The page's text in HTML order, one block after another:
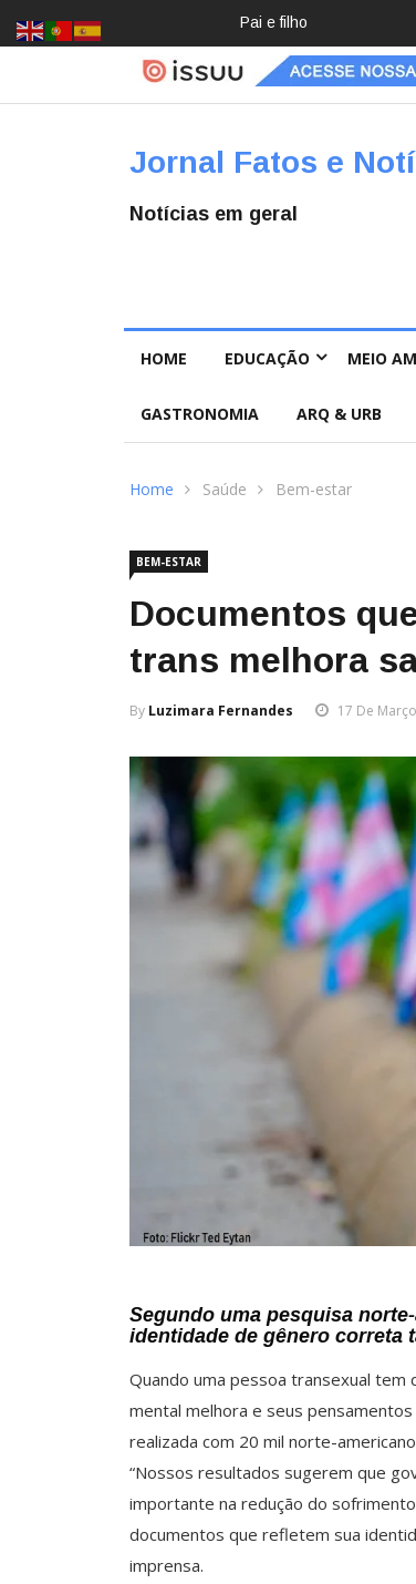
Crochê, jardinagem,
Jornal Fatos e
Notícias em geral
HOME EDUCAÇÃO MEIO
GASTRONOMIA ARQ & URB
Home Saúde Bem-estar
BEM-ESTAR
Documentos
trans melhora
By Luzimara Fernandes 17 De
Segundo uma pesquisa
identidade de gênero correta
Quando uma pessoa transexual
mental melhora e seus
realizada com 20 mil norte-
“Nossos resultados sugerem que
importante na redução do
documentos que refletem sua
imprensa.